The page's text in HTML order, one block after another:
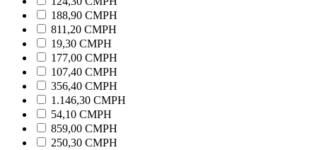
188,90 CMPH
811,20 CMPH
19,30 CMPH
177,00 CMPH
107,40 CMPH
356,40 CMPH
1.146,30 CMPH
54,10 CMPH
859,00 CMPH
250,30 CMPH